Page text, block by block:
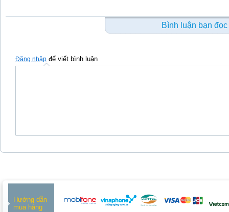
Bình luận bạn đọc
Đăng nhập để viết bình luận
Hướng dẫn
mua hàng